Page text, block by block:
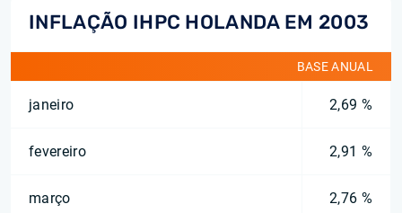
INFLAÇÃO IHPC HOLANDA EM 2003
BASE ANUAL
janeiro 2,69 %
fevereiro 2,91 %
março 2,76 %